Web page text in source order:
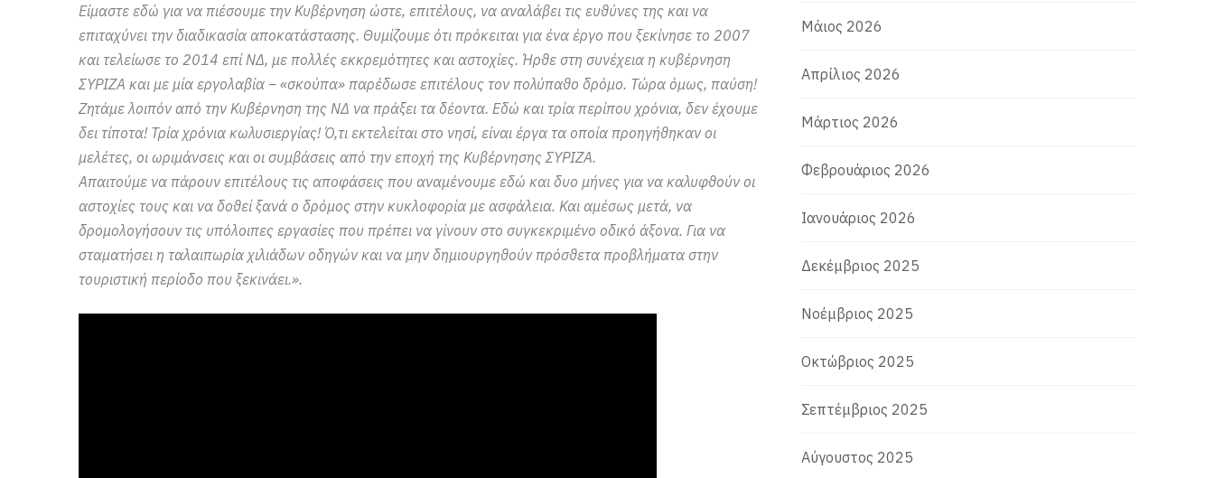
Είμαστε εδώ για να πιέσουμε την Κυβέρνηση ώστε, επιτέλους, να αναλάβει τις ευθύνες της και να
επιταχύνει την διαδικασία αποκατάστασης. Θυμίζουμε ότι πρόκειται για ένα έργο που ξεκίνησε το 2007
και τελείωσε το 2014 επί ΝΔ, με πολλές εκκρεμότητες και αστοχίες. Ήρθε στη συνέχεια η κυβέρνηση
ΣΥΡΙΖΑ και με μία εργολαβία – «σκούπα» παρέδωσε επιτέλους τον πολύπαθο δρόμο. Τώρα όμως, παύση!
Ζητάμε λοιπόν από την Κυβέρνηση της ΝΔ να πράξει τα δέοντα. Εδώ και τρία περίπου χρόνια, δεν έχουμε
δει τίποτα! Τρία χρόνια κωλυσιεργίας! Ό,τι εκτελείται στο νησί, είναι έργα τα οποία προηγήθηκαν οι
μελέτες, οι ωριμάνσεις και οι συμβάσεις από την εποχή της Κυβέρνησης ΣΥΡΙΖΑ.
Απαιτούμε να πάρουν επιτέλους τις αποφάσεις που αναμένουμε εδώ και δυο μήνες για να καλυφθούν οι
αστοχίες τους και να δοθεί ξανά ο δρόμος στην κυκλοφορία με ασφάλεια. Και αμέσως μετά, να
δρομολογήσουν τις υπόλοιπες εργασίες που πρέπει να γίνουν στο συγκεκριμένο οδικό άξονα. Για να
σταματήσει η ταλαιπωρία χιλιάδων οδηγών και να μην δημιουργηθούν πρόσθετα προβλήματα στην
τουριστική περίοδο που ξεκινάει.».
Μάιος 2026
Απρίλιος 2026
Μάρτιος 2026
Φεβρουάριος 2026
Ιανουάριος 2026
Δεκέμβριος 2025
Νοέμβριος 2025
Οκτώβριος 2025
Σεπτέμβριος 2025
Αύγουστος 2025